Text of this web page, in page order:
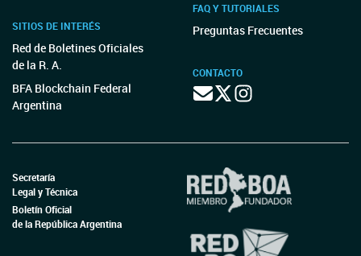
SITIOS DE INTERÉS
Red de Boletines Oficiales
de la R. A.
BFA Blockchain Federal
Argentina
FAQ Y TUTORIALES
Preguntas Frecuentes
CONTACTO
Secretaría
Legal y Técnica
Boletín Oficial
de la República Argentina